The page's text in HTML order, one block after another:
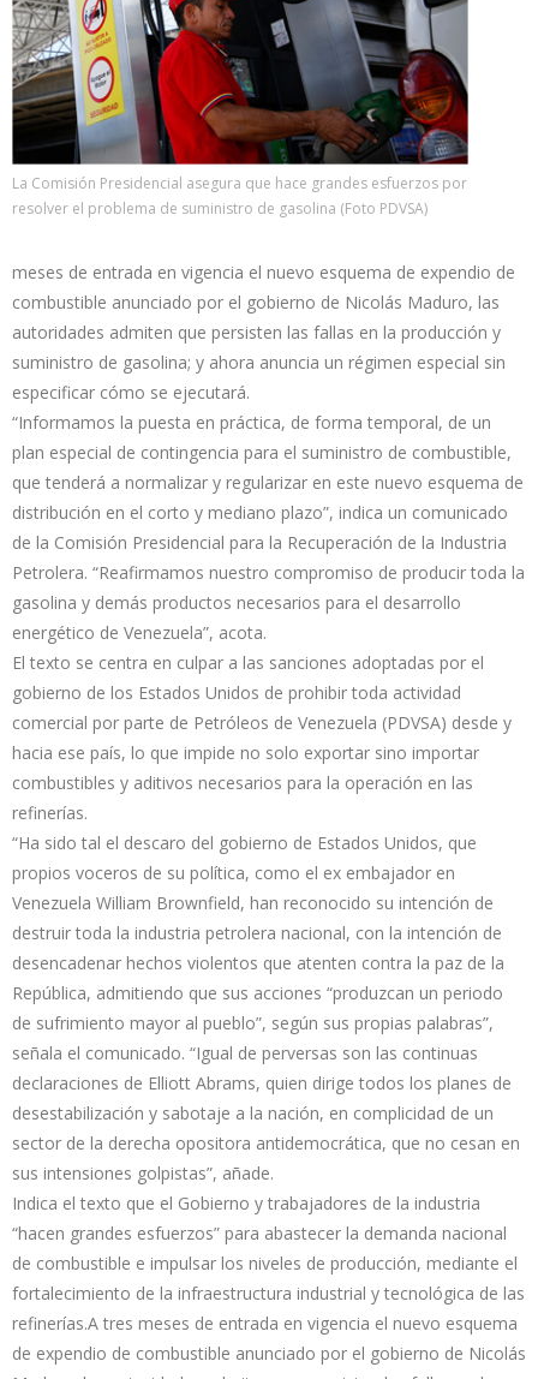
La Comisión Presidencial asegura que hace grandes esfuerzos por
resolver el problema de suministro de gasolina (Foto PDVSA)
meses de entrada en vigencia el nuevo esquema de expendio de
combustible anunciado por el gobierno de Nicolás Maduro, las
autoridades admiten que persisten las fallas en la producción y
suministro de gasolina; y ahora anuncia un régimen especial sin
especificar cómo se ejecutará.
“Informamos la puesta en práctica, de forma temporal, de un
plan especial de contingencia para el suministro de combustible,
que tenderá a normalizar y regularizar en este nuevo esquema de
distribución en el corto y mediano plazo”, indica un comunicado
de la Comisión Presidencial para la Recuperación de la Industria
Petrolera. “Reafirmamos nuestro compromiso de producir toda la
gasolina y demás productos necesarios para el desarrollo
energético de Venezuela”, acota.
El texto se centra en culpar a las sanciones adoptadas por el
gobierno de los Estados Unidos de prohibir toda actividad
comercial por parte de Petróleos de Venezuela (PDVSA) desde y
hacia ese país, lo que impide no solo exportar sino importar
combustibles y aditivos necesarios para la operación en las
refinerías.
“Ha sido tal el descaro del gobierno de Estados Unidos, que
propios voceros de su política, como el ex embajador en
Venezuela William Brownfield, han reconocido su intención de
destruir toda la industria petrolera nacional, con la intención de
desencadenar hechos violentos que atenten contra la paz de la
República, admitiendo que sus acciones “produzcan un periodo
de sufrimiento mayor al pueblo”, según sus propias palabras”,
señala el comunicado. “Igual de perversas son las continuas
declaraciones de Elliott Abrams, quien dirige todos los planes de
desestabilización y sabotaje a la nación, en complicidad de un
sector de la derecha opositora antidemocrática, que no cesan en
sus intensiones golpistas”, añade.
Indica el texto que el Gobierno y trabajadores de la industria
“hacen grandes esfuerzos” para abastecer la demanda nacional
de combustible e impulsar los niveles de producción, mediante el
fortalecimiento de la infraestructura industrial y tecnológica de las
refinerías.A tres meses de entrada en vigencia el nuevo esquema
de expendio de combustible anunciado por el gobierno de Nicolás